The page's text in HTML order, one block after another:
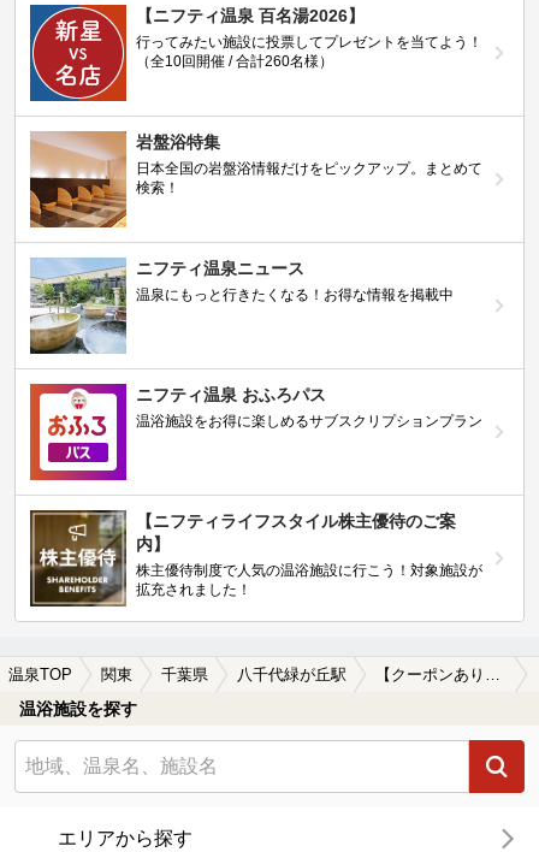
【ニフティ温泉 百名湯2026】
行ってみたい施設に投票してプレゼントを当てよう！
（全10回開催 / 合計260名様）
岩盤浴特集
日本全国の岩盤浴情報だけをピックアップ。まとめて
検索！
ニフティ温泉ニュース
温泉にもっと行きたくなる！お得な情報を掲載中
ニフティ温泉 おふろパス
温浴施設をお得に楽しめるサブスクリプションプラン
【ニフティライフスタイル株主優待のご案
内】
株主優待制度で人気の温浴施設に行こう！対象施設が
拡充されました！
温泉TOP 関東 千葉県 八千代緑が丘駅 【クーポンあり】ホテルで楽しめる八千代緑が丘駅近くの温泉、日帰り温泉、スーパー銭湯おすすめ
温浴施設を探す
エリアから探す